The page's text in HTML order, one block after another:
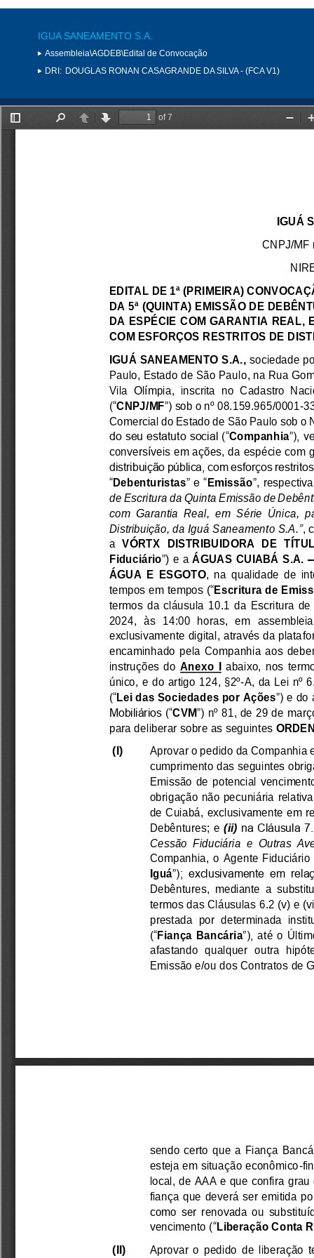
IGUA SANEAMENTO S.A.
Assembleia\AGDEB\Edital de Convocação
DRI: DOUGLAS RONAN CASAGRANDE DA SILVA - (FCA V1)